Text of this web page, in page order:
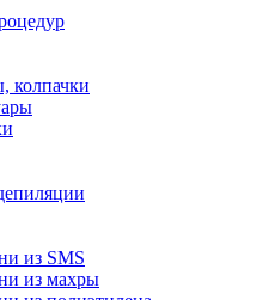
колпачки
из SMS
из махры